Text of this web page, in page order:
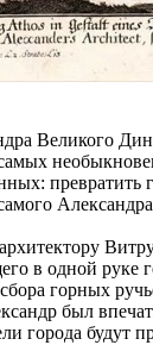
Великого
превратить
в одной руке
горных
был
города будут